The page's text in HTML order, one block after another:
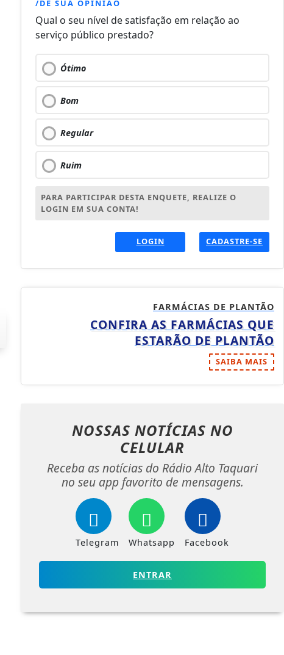
/DÊ SUA OPINIÃO
Qual o seu nível de satisfação em relação ao
serviço público prestado?
Ótimo
Bom
Regular
Ruim
PARA PARTICIPAR DESTA ENQUETE, REALIZE O
LOGIN EM SUA CONTA!
LOGIN CADASTRE-SE
FARMÁCIAS DE PLANTÃO
CONFIRA AS FARMÁCIAS QUE
ESTARÃO DE PLANTÃO
SAIBA MAIS
NOSSAS NOTÍCIAS NO
CELULAR
Receba as notícias do Rádio Alto Taquari
no seu app favorito de mensagens.
Telegram Whatsapp Facebook
ENTRAR